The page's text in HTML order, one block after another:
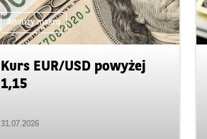
Analizy makro
Kurs EUR/USD powyżej
1,15
31.07.2026